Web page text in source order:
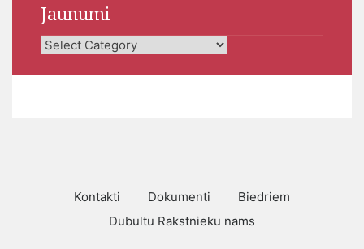
Jaunumi
Jaunumi
Kontakti Dokumenti
Biedriem
Dubultu Rakstnieku nams